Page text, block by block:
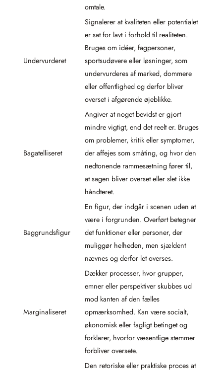
omtale.
Undervurderet
Signalerer at kvaliteten eller potentialet
er sat for lavt i forhold til realiteten.
Bruges om idéer, fagpersoner,
sportsudøvere eller løsninger, som
undervurderes af marked, dommere
eller offentlighed og derfor bliver
overset i afgørende øjeblikke.
Bagatelliseret
Angiver at noget bevidst er gjort
mindre vigtigt, end det reelt er. Bruges
om problemer, kritik eller symptomer,
der affejes som småting, og hvor den
nedtonende rammesætning fører til,
at sagen bliver overset eller slet ikke
håndteret.
Baggrundsfigur
En figur, der indgår i scenen uden at
være i forgrunden. Overført betegner
det funktioner eller personer, der
muliggør helheden, men sjældent
nævnes og derfor let overses.
Marginaliseret
Dækker processer, hvor grupper,
emner eller perspektiver skubbes ud
mod kanten af den fælles
opmærksomhed. Kan være socialt,
økonomisk eller fagligt betinget og
forklarer, hvorfor væsentlige stemmer
forbliver oversete.
Den retoriske eller praktiske proces at